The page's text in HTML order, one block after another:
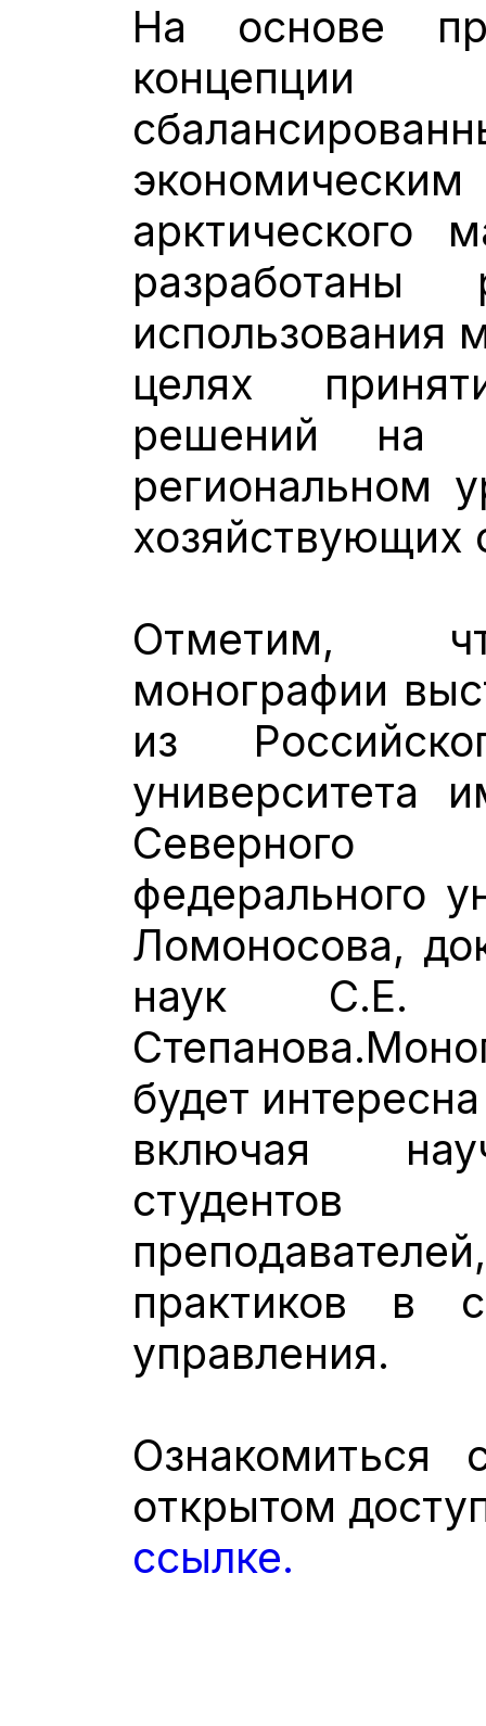
На основе
арктического
разработаны
использования
целях
решений на
региональном
хозяйствующих
Отметим,
монографии
из
университета
Северного
федерального
Ломоносова,
наук
будет
включая
студентов
практиков в
управления.
открытом
ссылке.